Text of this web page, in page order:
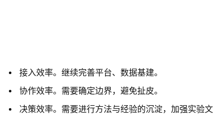
接入效率。继续完善平台、数据基建。
协作效率。需要确定边界，避免扯皮。
决策效率。需要进行方法与经验的沉淀，加强实验文